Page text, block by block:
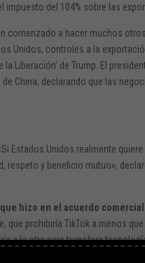
del 104% sobre las
comenzado a hacer muchos
Unidos, controles a la
Liberación’ de Trump. El
China, declarando que las
«Si Estados Unidos realmente
respeto y beneficio mutuo»,
hizo en el acuerdo comercial
prohibiría TikTok a menos
a la otra para transferir